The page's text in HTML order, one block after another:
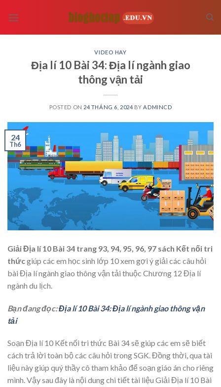
VIDEO HAY
Địa lí 10 Bài 34: Địa lí ngành giao
thông vận tải
POSTED ON 24 THÁNG 6, 2024 BY ADMINCD
24
Th6
Giải Địa lí 10 Bài 34 trang 93, 94, 95, 96, 97 sách Kết nối tri
thứcgiúp các em học sinh lớp 10 xem gợi ý giải các câu hỏi
bài Địa lí ngành giao thông vận tải thuộc Chương 12 Địa lí
ngành du lịch.
Bạn đang đọc:Địa lí 10 Bài 34: Địa lí ngành giao thông vận
tải
Soạn Địa lí 10 Kết nối tri thức Bài 34 sẽ giúp các em sẽ biết
cách trả lời toàn bộ các câu hỏi trong SGK. Đồng thời, qua tài
liệu này giúp quý thầy cô tham khảo để soạn giáo án cho riêng
mình. Vậy sau đây là nội dung chi tiết tài liệu Giải Địa lí 10 Bài